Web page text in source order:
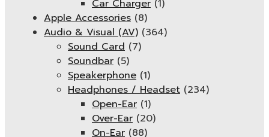
Car Charger (1)
Apple Accessories (8)
Audio & Visual (AV) (364)
Sound Card (7)
Soundbar (5)
Speakerphone (1)
Headphones / Headset (234)
Open-Ear (1)
Over-Ear (20)
On-Ear (88)